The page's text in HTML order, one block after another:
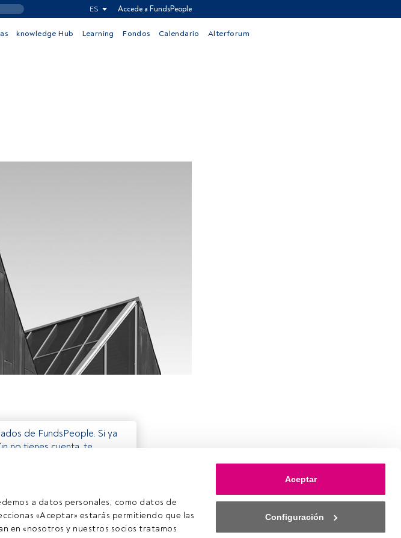
a datos personales, como datos de
«Aceptar» estarás permitiendo que las
en «nosotros y nuestros socios tratamos
Aceptar
Configuración
ES Accede a FundsPeople
knowledge Hub Learning Fondos Calendario Alterforum
de FundsPeople. Si ya
no tienes cuenta, te